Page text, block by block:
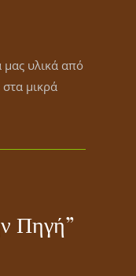
μας υλικά από
μικρά
Πηγή”